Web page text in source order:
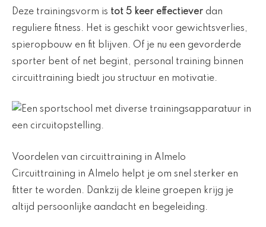
Deze trainingsvorm is tot 5 keer effectiever dan
reguliere fitness. Het is geschikt voor gewichtsverlies,
spieropbouw en fit blijven. Of je nu een gevorderde
sporter bent of net begint, personal training binnen
circuittraining biedt jou structuur en motivatie.
Voordelen van circuittraining in Almelo
Circuittraining in Almelo helpt je om snel sterker en
fitter te worden. Dankzij de kleine groepen krijg je
altijd persoonlijke aandacht en begeleiding.